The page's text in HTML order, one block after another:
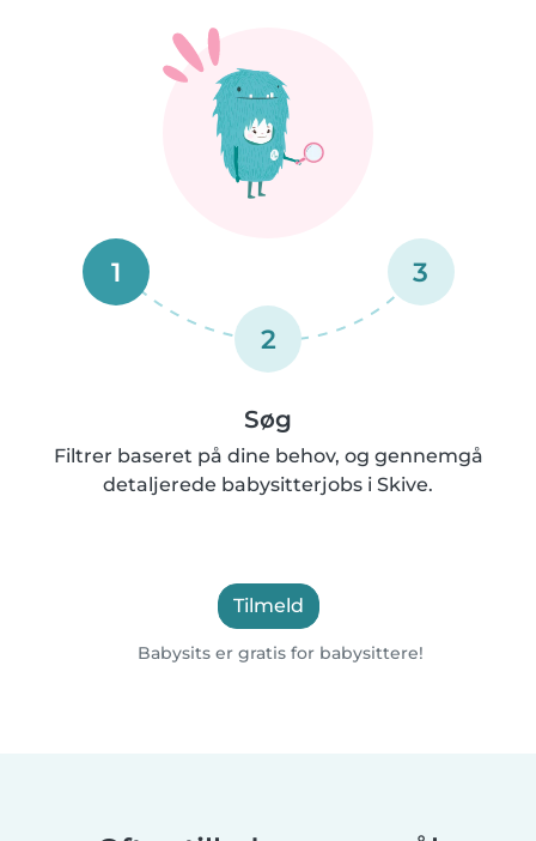
1
2
3
Søg
Filtrer baseret på dine behov, og gennemgå
detaljerede babysitterjobs i Skive.
Tilmeld
Babysits er gratis for babysittere!